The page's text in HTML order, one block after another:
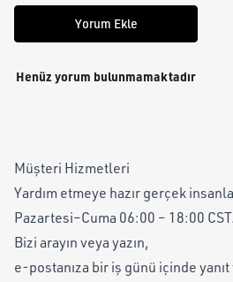
Yorum Ekle
Henüz yorum bulunmamaktadır
Müşteri Hizmetleri
Yardım etmeye hazır gerçek
Pazartesi–Cuma 06:00 – 18:00 CST.
Bizi arayın veya yazın,
e-postanıza bir iş günü içinde